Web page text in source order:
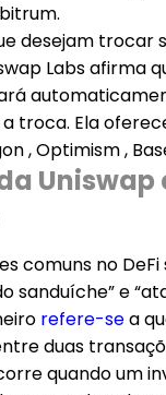
desejam trocar
Labs afirma
troca. Ela
, Optimism ,
Uniswap
comuns no
sanduíche” e
refere-sea
duas
quando um